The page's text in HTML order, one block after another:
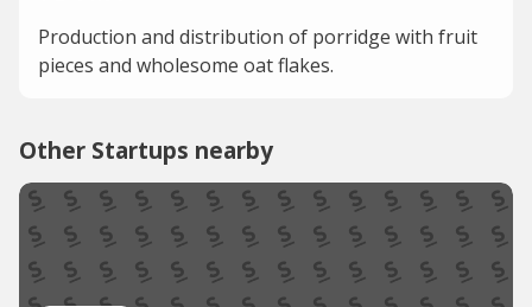
Production and distribution of porridge with fruit
pieces and wholesome oat flakes.
Other Startups nearby